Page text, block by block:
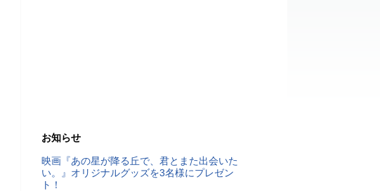
お知らせ
映画『あの星が降る丘で、君とまた出会いた
い。』オリジナルグッズを3名様にプレゼン
ト！